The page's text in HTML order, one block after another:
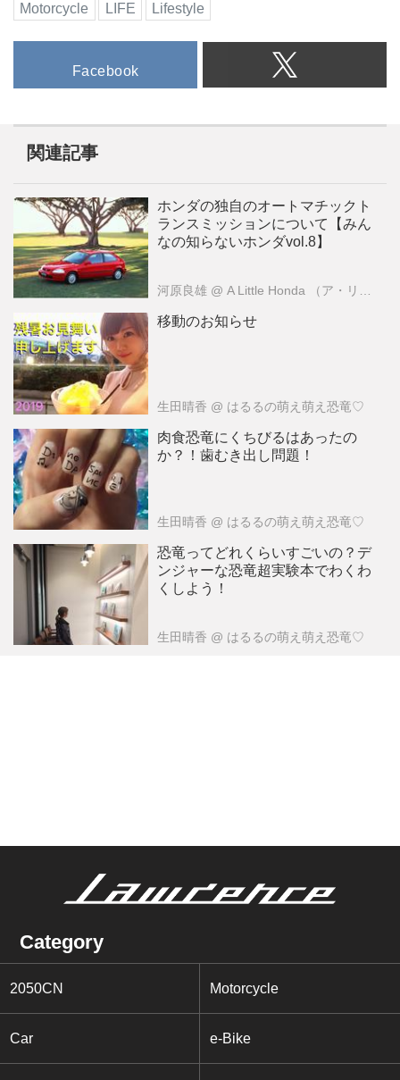
Motorcycle LIFE Lifestyle
Facebook
関連記事
ホンダの独自のオートマチックト
ランスミッションについて【みん
なの知らないホンダvol.8】
河原良雄 @ A Little Honda （ア・リトル・ホンダ）編集部
移動のお知らせ
生田晴香 @ はるるの萌え萌え恐竜♡
肉食恐竜にくちびるはあったの
か？！歯むき出し問題！
生田晴香 @ はるるの萌え萌え恐竜♡
恐竜ってどれくらいすごいの？デ
ンジャーな恐竜超実験本でわくわ
くしよう！
生田晴香 @ はるるの萌え萌え恐竜♡
Category
2050CN Motorcycle
Car e-Bike